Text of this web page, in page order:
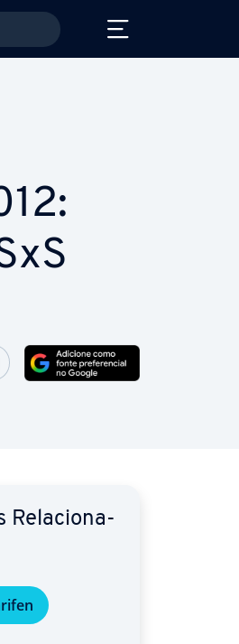
no Facebook
no Twitter
Com­par­ti­lhar no LinkedIn
Re­la­ci­o­na­